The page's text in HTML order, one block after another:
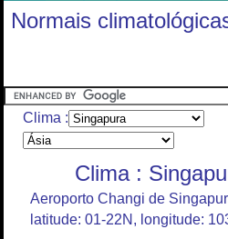
Normais
Clima :
Clima :
Aeroporto Changi de
latitude: 01-22N, longitude: